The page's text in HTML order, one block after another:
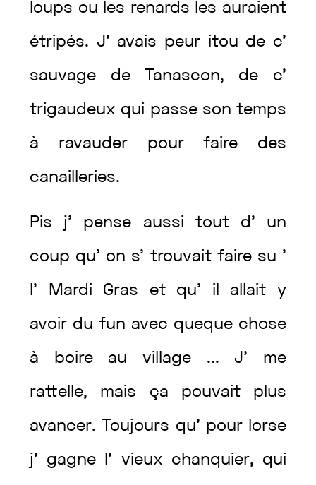
loups ou les renards les auraient
étripés. J’ avais peur itou de c’
sauvage de Tanascon, de c’
trigaudeux qui passe son temps
à ravauder pourfaire des
canailleries.
Pis j’ pense aussi tout d’ un
coup qu’ on s’ trouvait faire su ’
l’ Mardi Gras et qu’ il allait y
avoir dufun avec queque chose
à boire auvillage ...J’ me
rattelle, mais ça pouvait plus
avancer. Toujours qu’ pour lorse
j’ gagne l’ vieux chanquier, qui